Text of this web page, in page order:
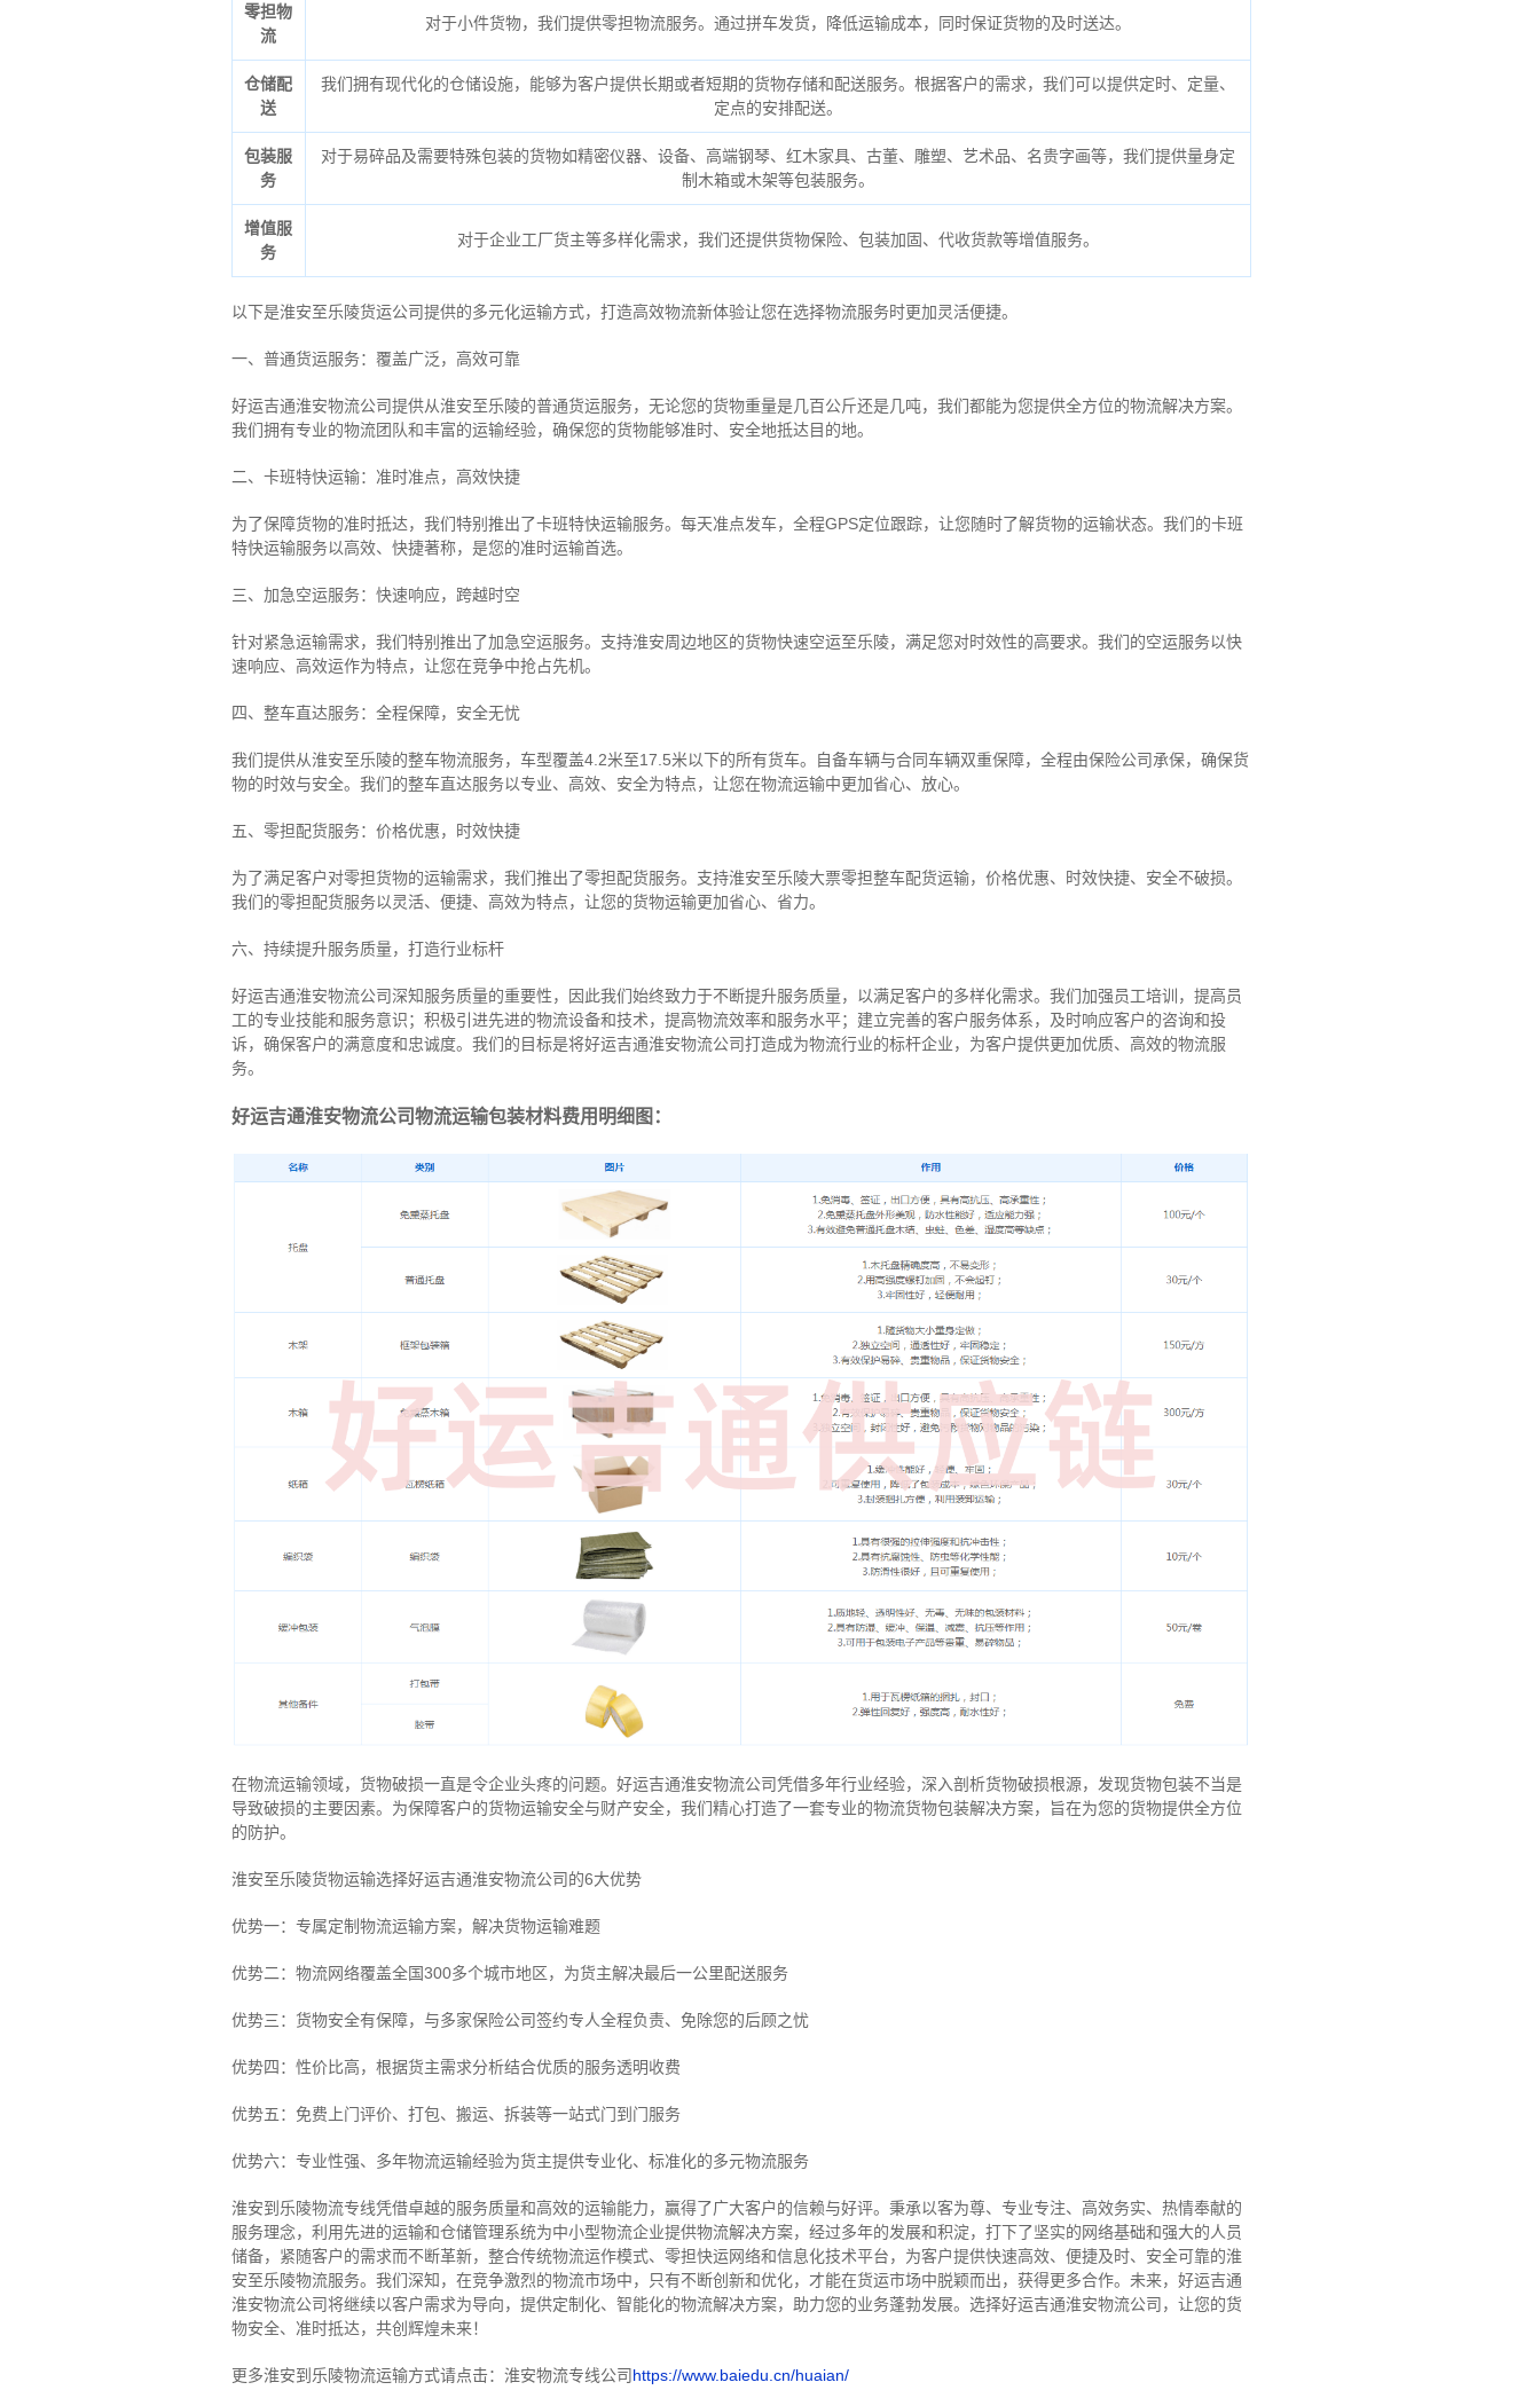
零担物
流
对于小件货物，我们提供零担物流服务。通过拼车发货，降低运输成本，同时保证货物的及时送达。
仓储配
送
我们拥有现代化的仓储设施，能够为客户提供长期或者短期的货物存储和配送服务。根据客户的需求，我们可以提供定时、定量、
定点的安排配送。
包装服
务
对于易碎品及需要特殊包装的货物如精密仪器、设备、高端钢琴、红木家具、古董、雕塑、艺术品、名贵字画等，我们提供量身定
制木箱或木架等包装服务。
增值服
务
对于企业工厂货主等多样化需求，我们还提供货物保险、包装加固、代收货款等增值服务。
以下是淮安至乐陵货运公司提供的多元化运输方式，打造高效物流新体验让您在选择物流服务时更加灵活便捷。
一、普通货运服务：覆盖广泛，高效可靠
好运吉通淮安物流公司提供从淮安至乐陵的普通货运服务，无论您的货物重量是几百公斤还是几吨，我们都能为您提供全方位的物流解决方案。
我们拥有专业的物流团队和丰富的运输经验，确保您的货物能够准时、安全地抵达目的地。
二、卡班特快运输：准时准点，高效快捷
为了保障货物的准时抵达，我们特别推出了卡班特快运输服务。每天准点发车，全程GPS定位跟踪，让您随时了解货物的运输状态。我们的卡班
特快运输服务以高效、快捷著称，是您的准时运输首选。
三、加急空运服务：快速响应，跨越时空
针对紧急运输需求，我们特别推出了加急空运服务。支持淮安周边地区的货物快速空运至乐陵，满足您对时效性的高要求。我们的空运服务以快
速响应、高效运作为特点，让您在竞争中抢占先机。
四、整车直达服务：全程保障，安全无忧
我们提供从淮安至乐陵的整车物流服务，车型覆盖4.2米至17.5米以下的所有货车。自备车辆与合同车辆双重保障，全程由保险公司承保，确保货
物的时效与安全。我们的整车直达服务以专业、高效、安全为特点，让您在物流运输中更加省心、放心。
五、零担配货服务：价格优惠，时效快捷
为了满足客户对零担货物的运输需求，我们推出了零担配货服务。支持淮安至乐陵大票零担整车配货运输，价格优惠、时效快捷、安全不破损。
我们的零担配货服务以灵活、便捷、高效为特点，让您的货物运输更加省心、省力。
六、持续提升服务质量，打造行业标杆
好运吉通淮安物流公司深知服务质量的重要性，因此我们始终致力于不断提升服务质量，以满足客户的多样化需求。我们加强员工培训，提高员
工的专业技能和服务意识；积极引进先进的物流设备和技术，提高物流效率和服务水平；建立完善的客户服务体系，及时响应客户的咨询和投
诉，确保客户的满意度和忠诚度。我们的目标是将好运吉通淮安物流公司打造成为物流行业的标杆企业，为客户提供更加优质、高效的物流服
务。
好运吉通淮安物流公司物流运输包装材料费用明细图：
在物流运输领域，货物破损一直是令企业头疼的问题。好运吉通淮安物流公司凭借多年行业经验，深入剖析货物破损根源，发现货物包装不当是
导致破损的主要因素。为保障客户的货物运输安全与财产安全，我们精心打造了一套专业的物流货物包装解决方案，旨在为您的货物提供全方位
的防护。
淮安至乐陵货物运输选择好运吉通淮安物流公司的6大优势
优势一：专属定制物流运输方案，解决货物运输难题
优势二：物流网络覆盖全国300多个城市地区，为货主解决最后一公里配送服务
优势三：货物安全有保障，与多家保险公司签约专人全程负责、免除您的后顾之忧
优势四：性价比高，根据货主需求分析结合优质的服务透明收费
优势五：免费上门评价、打包、搬运、拆装等一站式门到门服务
优势六：专业性强、多年物流运输经验为货主提供专业化、标准化的多元物流服务
淮安到乐陵物流专线凭借卓越的服务质量和高效的运输能力，赢得了广大客户的信赖与好评。 秉承以客为尊、专业专注、高效务实、热情奉献的
服务理念，利用先进的运输和仓储管理系统为中小型物流企业提供物流解决方案，经过多年的发展和积淀，打下了坚实的网络基础和强大的人员
储备，紧随客户的需求而不断革新，整合传统物流运作模式、零担快运网络和信息化技术平台，为客户提供快速高效、便捷及时、安全可靠的淮
安至乐陵物流服务。 我们深知，在竞争激烈的物流市场中，只有不断创新和优化，才能在货运市场中脱颖而出，获得更多合作。 未来，好运吉通
淮安物流公司将继续以客户需求为导向，提供定制化、智能化的物流解决方案，助力您的业务蓬勃发展。选择好运吉通淮安物流公司，让您的货
物安全、准时抵达，共创辉煌未来！
更多淮安到乐陵物流运输方式请点击：淮安物流专线公司https://www.baiedu.cn/huaian/